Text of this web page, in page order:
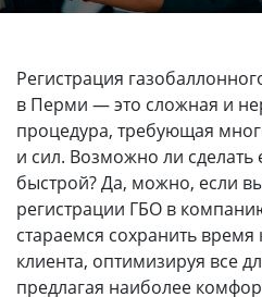
Регистрация
в Перми — это сложная и
процедура, требующая
и сил. Возможно ли сделать
быстрой? Да, можно, если
регистрации ГБО в
стараемся сохранить
клиента, оптимизируя все
предлагая наиболее